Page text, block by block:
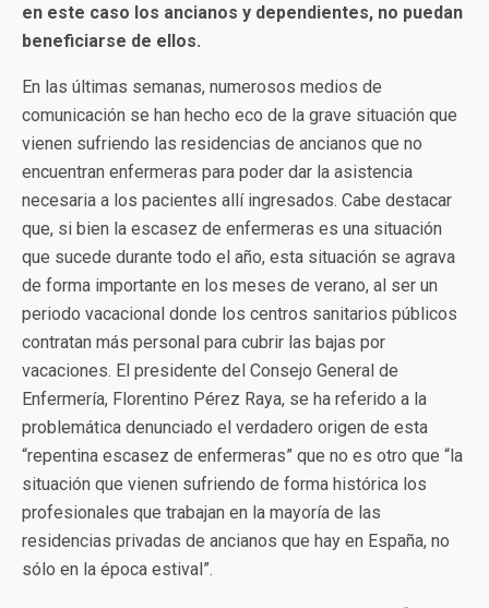
en este caso los ancianos y dependientes, no puedan
beneficiarse de ellos.
En las últimas semanas, numerosos medios de
comunicación se han hecho eco de la grave situación que
vienen sufriendo las residencias de ancianos que no
encuentran enfermeras para poder dar la asistencia
necesaria a los pacientes allí ingresados. Cabe destacar
que, si bien la escasez de enfermeras es una situación
que sucede durante todo el año, esta situación se agrava
de forma importante en los meses de verano, al ser un
periodo vacacional donde los centros sanitarios públicos
contratan más personal para cubrir las bajas por
vacaciones. El presidente del Consejo General de
Enfermería, Florentino Pérez Raya, se ha referido a la
problemática denunciado el verdadero origen de esta
“repentina escasez de enfermeras” que no es otro que “la
situación que vienen sufriendo de forma histórica los
profesionales que trabajan en la mayoría de las
residencias privadas de ancianos que hay en España, no
sólo en la época estival”.